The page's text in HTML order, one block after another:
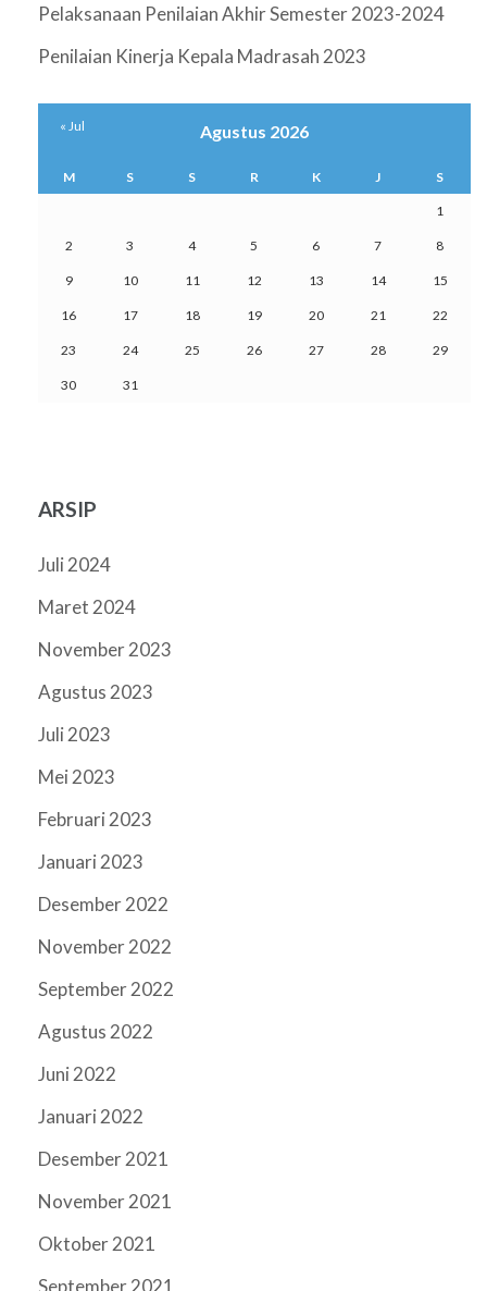
Pelaksanaan Penilaian Akhir Semester 2023-2024
Penilaian Kinerja Kepala Madrasah 2023
Agustus 2026
M S S R K J S
1
2 3 4 5 6 7 8
9 10 11 12 13 14 15
16 17 18 19 20 21 22
23 24 25 26 27 28 29
30 31
« Jul
ARSIP
Juli 2024
Maret 2024
November 2023
Agustus 2023
Juli 2023
Mei 2023
Februari 2023
Januari 2023
Desember 2022
November 2022
September 2022
Agustus 2022
Juni 2022
Januari 2022
Desember 2021
November 2021
Oktober 2021
September 2021